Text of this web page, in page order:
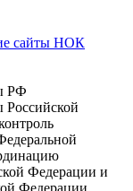
сайты НОК
РФ
Российской
Федерации и
Федерации.